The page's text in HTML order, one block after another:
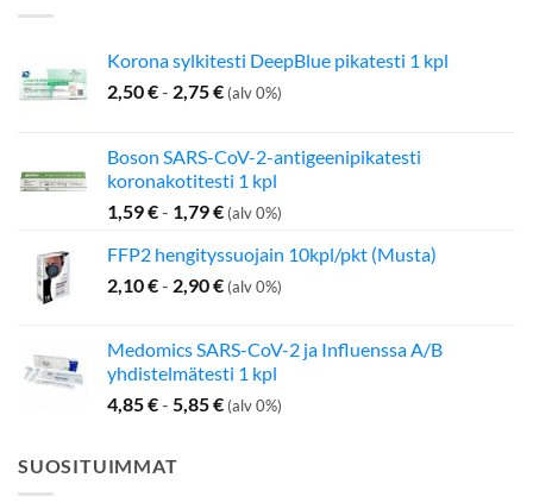
Korona sylkitesti DeepBlue pikatesti 1 kpl
2,50€- 2,75€ (alv 0%)
Boson SARS-CoV-2-antigeenipikatesti
koronakotitesti 1 kpl
1,59€- 1,79€ (alv 0%)
FFP2 hengityssuojain 10kpl/pkt (Musta)
2,10€- 2,90€ (alv 0%)
Medomics SARS-CoV-2 ja Influenssa A/B
yhdistelmätesti 1 kpl
4,85€- 5,85€ (alv 0%)
SUOSITUIMMAT